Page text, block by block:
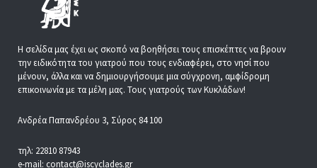
Η σελίδα μας έχει ως σκοπό να βοηθήσει τους επισκέπτες να βρουν
την ειδικότητα του γιατρού που τους ενδιαφέρει, στο νησί που
μένουν, άλλα και να δημιουργήσουμε μια σύγχρονη, αμφίδρομη
επικοινωνία με τα μέλη μας. Τους γιατρούς των Κυκλάδων!
Ανδρέα Παπανδρέου 3, Σύρος 84 100
τηλ: 22810 87943
e-mail: contact@iscyclades.gr